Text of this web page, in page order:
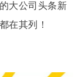
大公司头条新
在其列！